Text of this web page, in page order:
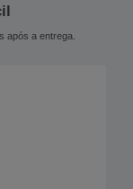
após a entrega.